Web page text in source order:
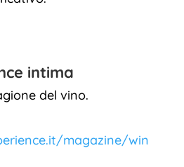
intima
del vino.
magazine/win